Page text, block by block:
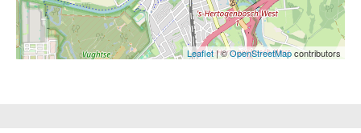
Leaflet| ©OpenStreetMapcontributors